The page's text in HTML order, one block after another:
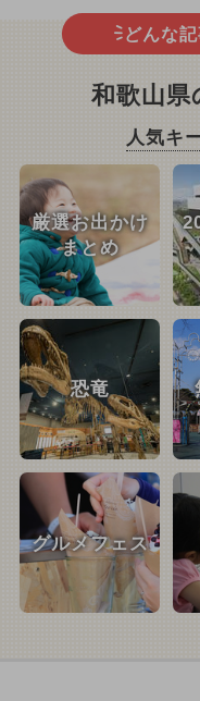
どんな
和歌山県
人気キ
厳選お出かけ
まとめ
恐竜
グルメフェス